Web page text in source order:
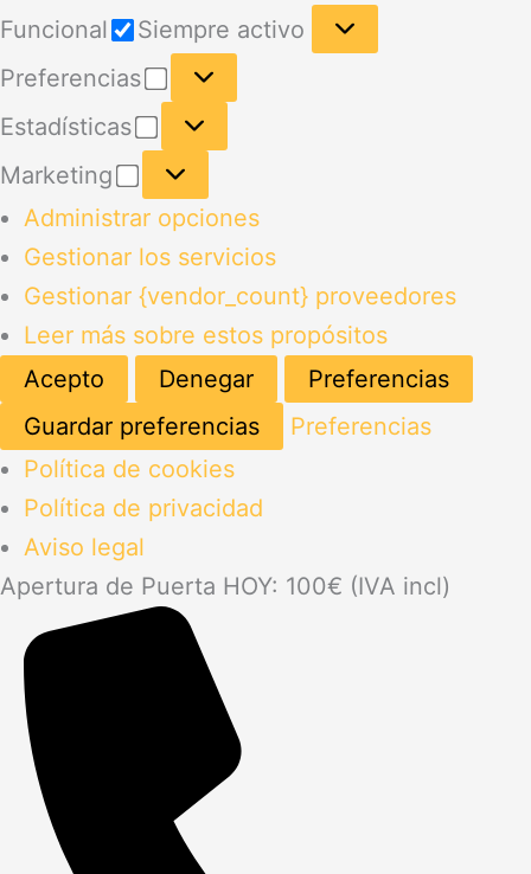
Funcional
Funcional
Siempre activo
Preferencias
Preferencias
Estadísticas
Estadísticas
Marketing
Marketing
Administrar opciones
Gestionar los servicios
Gestionar {vendor_count} proveedores
Leer más sobre estos propósitos
Acepto
Denegar
Preferencias
Guardar preferencias
Preferencias
Política de cookies
Política de privacidad
Aviso legal
Apertura de Puerta HOY: 100€ (IVA incl)